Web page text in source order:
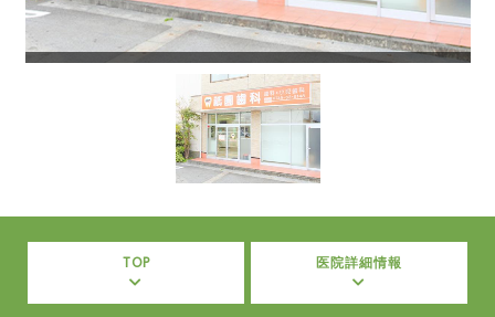
TOP 医院詳細情報